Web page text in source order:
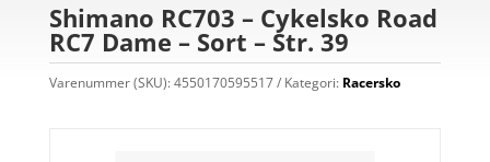
Shimano RC703 – Cykelsko Road
RC7 Dame – Sort – Str. 39
Varenummer (SKU):4550170595517 Kategori: Racersko